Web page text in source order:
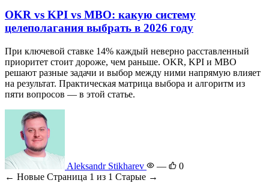
OKR vs KPI vs MBO: какую систему
целеполагания выбрать в 2026 году
При ключевой ставке 14% каждый неверно расставленный
приоритет стоит дороже, чем раньше. OKR, KPI и MBO
решают разные задачи и выбор между ними напрямую влияет
на результат. Практическая матрица выбора и алгоритм из
пяти вопросов — в этой статье.
Aleksandr Stikharev —
0
← Новые Страница 1 из 1 Старые →